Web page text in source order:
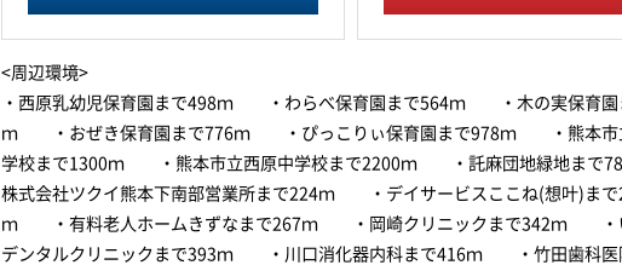
<周辺環境>
・西原乳幼児保育園まで498ｍ ・わらべ保育園まで564ｍ ・木の実保育園
ｍ ・おぜき保育園まで776ｍ ・ぴっこりぃ保育園まで978ｍ ・熊本市
学校まで1300ｍ ・熊本市立西原中学校まで2200ｍ ・託麻団地緑地ま
株式会社ツクイ熊本下南部営業所まで224ｍ ・デイサービスここね(想叶)まで
ｍ ・有料老人ホームきずなまで267ｍ ・岡崎クリニックまで342ｍ ・
デンタルクリニックまで393ｍ ・川口消化器内科まで416ｍ ・竹田歯科医